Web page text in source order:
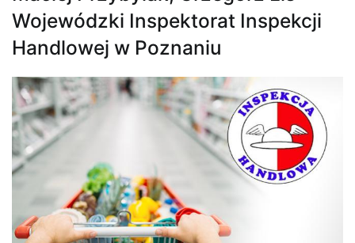
Wojewódzki Inspektorat Inspekcji
Handlowej w Poznaniu